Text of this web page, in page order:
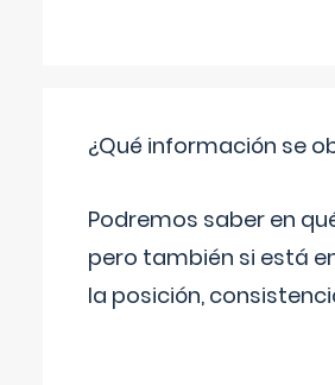
¿Qué información se
Podremos saber en
pero también si está
la posición,